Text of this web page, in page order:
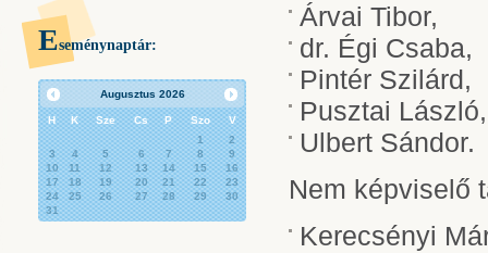
Eseménynaptár:
Augusztus 2026
H K Sze Cs P Szo
V
1
2
3
4 5 6 7 8
9
10
11 12 13 14 15
16
17
18 19 20 21 22
23
24
25 26 27 28 29
30
31
Árvai Tibor,
dr. Égi Csaba,
Pintér Szilárd,
Pusztai László,
Ulbert Sándor.
Nem képviselő
Kerecsényi